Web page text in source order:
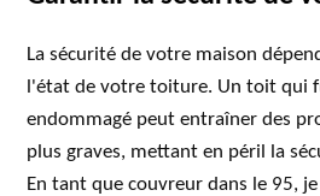
La sécurité de votre maison
l'état de votre toiture. Un toit qui
endommagé peut entraîner des
plus graves, mettant en péril la
En tant que couvreur dans le 95,